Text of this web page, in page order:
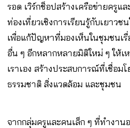
รอด เวิร์กช็อปสร้างเครือข่ายครูแ
ท่องเที่ยวเชิงการเรียนรู้กับเยาว
เพื่อแก้ปัญหาที่มองเห็นในชุมชนเรื่
อื่น ๆ อีกหลากหลายมิติใหม่ ๆ ให้เ
เราเอง สร้างประสบการณ์ที่เชื่อม
ธรรมชาติ สิ่งแวดล้อม และชุมชน
จากกลุ่มครูและคนเล็ก ๆ ที่ทำงาน